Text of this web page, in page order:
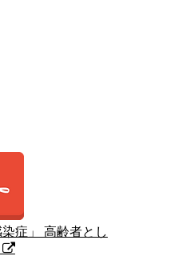
症」 高齢者とし
​ｑ